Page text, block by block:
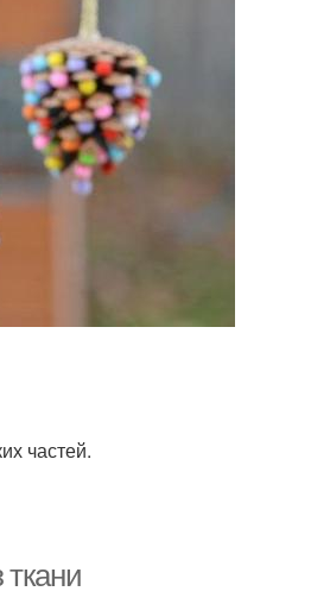
частей.